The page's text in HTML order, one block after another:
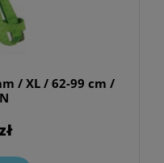
/ XL / 62-99 cm /